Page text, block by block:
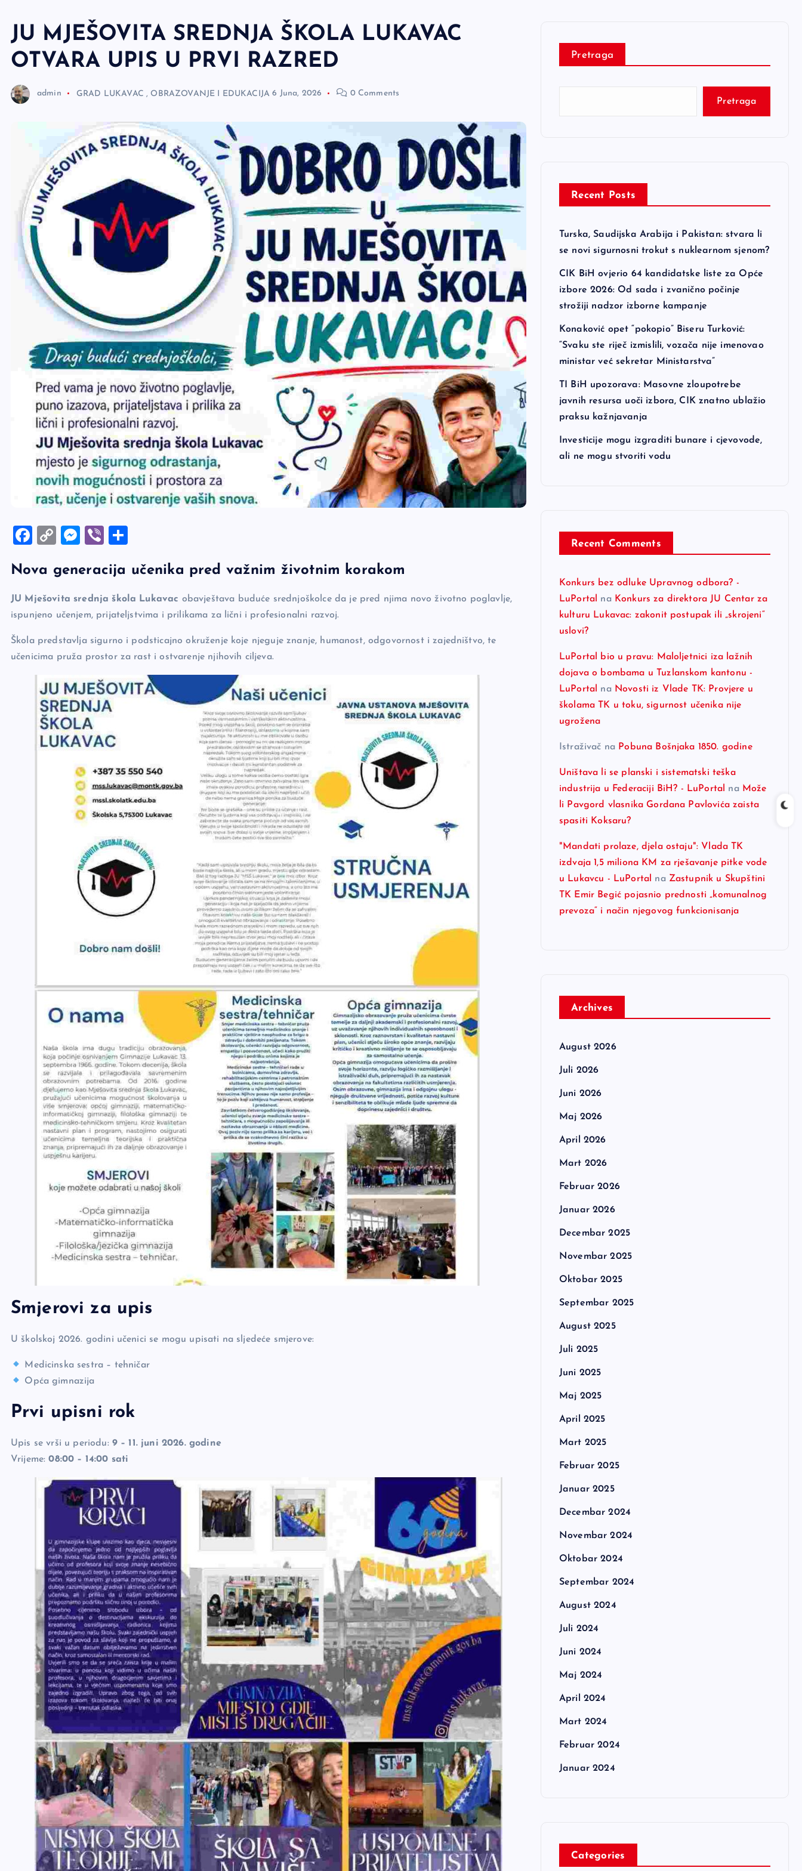
JU MJEŠOVITA SREDNJA ŠKOLA LUKAVAC
OTVARA UPIS U PRVI RAZRED
admin GRAD LUKAVAC , OBRAZOVANJE I EDUKACIJA 6 Juna, 2026 0 Comments
F
c
e
b
o
C
p
y
Li
n
k
M
se
n
g
Vi
er ar
e
Nova generacija učenika pred važnim životnim korakom
JU Mješovita srednja škola Lukavac obavještava buduće srednjoškolce da je pred njima novo životno poglavlje,
ispunjeno učenjem, prijateljstvima i prilikama za lični i profesionalni razvoj.
Škola predstavlja sigurno i podsticajno okruženje koje njeguje znanje, humanost, odgovornost i zajedništvo, te
učenicima pruža prostor za rast i ostvarenje njihovih ciljeva.
Smjerovi za upis
U školskoj 2026. godini učenici se mogu upisati na sljedeće smjerove:
Medicinska sestra – tehničar
Opća gimnazija
Prvi upisni rok
Upis se vrši u periodu: 9 – 11. juni 2026. godine
Vrijeme:08:00 – 14:00 sati
Pretraga
Pretraga
Recent Posts
Turska, Saudijska Arabija i Pakistan: stvara li
se novi sigurnosni trokut s nuklearnom sjenom?
CIK BiH ovjerio 64 kandidatske liste za Opće
izbore 2026: Od sada i zvanično počinje
strožiji nadzor izborne kampanje
Konaković opet “pokopio” Biseru Turković:
“Svaku ste riječ izmislili, vozača nije imenovao
ministar već sekretar Ministarstva”
TI BiH upozorava: Masovne zloupotrebe
javnih resursa uoči izbora, CIK znatno ublažio
praksu kažnjavanja
Investicije mogu izgraditi bunare i cjevovode,
ali ne mogu stvoriti vodu
Recent Comments
Konkurs bez odluke Upravnog odbora? -
LuPortal
na Konkurs za direktora JU Centar za
kulturu Lukavac: zakonit postupak ili „skrojeni“
uslovi?
LuPortal bio u pravu: Maloljetnici iza lažnih
dojava o bombama u Tuzlanskom kantonu -
LuPortal
na Novosti iz Vlade TK: Provjere u
školama TK u toku, sigurnost učenika nije
ugrožena
Istraživač na Pobuna Bošnjaka 1850. godine
Uništava li se planski i sistematski teška
industrija u Federaciji BiH? - LuPortal
na Može
li Pavgord vlasnika Gordana Pavlovića zaista
spasiti Koksaru?
"Mandati prolaze, djela ostaju": Vlada TK
izdvaja 1,5 miliona KM za rješavanje pitke vode
u Lukavcu - LuPortal
na Zastupnik u Skupštini
TK Emir Begić pojasnio prednosti „komunalnog
prevoza“ i način njegovog funkcionisanja
Archives
August 2026
Juli 2026
Juni 2026
Maj 2026
April 2026
Mart 2026
Februar 2026
Januar 2026
Decembar 2025
Novembar 2025
Oktobar 2025
Septembar 2025
August 2025
Juli 2025
Juni 2025
Maj 2025
April 2025
Mart 2025
Februar 2025
Januar 2025
Decembar 2024
Novembar 2024
Oktobar 2024
Septembar 2024
August 2024
Juli 2024
Juni 2024
Maj 2024
April 2024
Mart 2024
Februar 2024
Januar 2024
Categories